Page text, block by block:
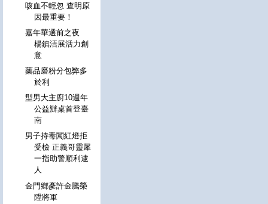
咳血不輕忽 查明原
因最重要！
嘉年華選前之夜
楊鎮浯展活力創
意
藥品磨粉分包弊多
於利
型男大主廚10週年
公益辦桌首登臺
南
男子持毒闖紅燈拒
受檢 正義哥靈犀
一指助警順利逮
人
金門鄉彥許金騰榮
陞將軍